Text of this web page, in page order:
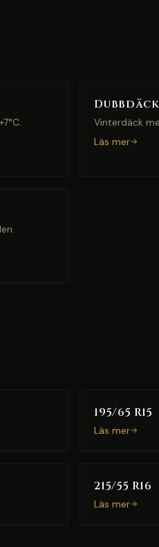
Dubbdäck
Vinterdäck
Läs mer
195/65 R15
Läs mer
215/55 R16
Läs mer